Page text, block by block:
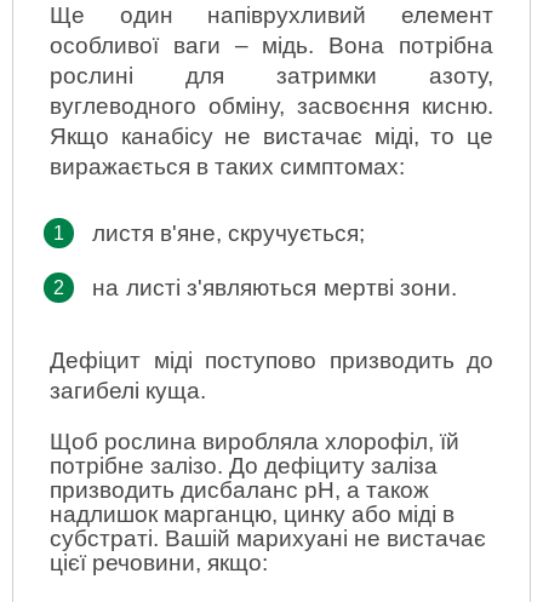
Ще один напіврухливий елемент
особливої ваги – мідь. Вона потрібна
рослині для затримки азоту,
вуглеводного обміну, засвоєння кисню.
Якщо канабісу не вистачає міді, то це
виражається в таких симптомах:
листя в'яне, скручується;
на листі з'являються мертві зони.
Дефіцит міді поступово призводить до
загибелі куща.
Щоб рослина виробляла хлорофіл, їй
потрібне залізо. До дефіциту заліза
призводить дисбаланс рН, а також
надлишок марганцю, цинку або міді в
субстраті. Вашій марихуані не вистачає
цієї речовини, якщо: